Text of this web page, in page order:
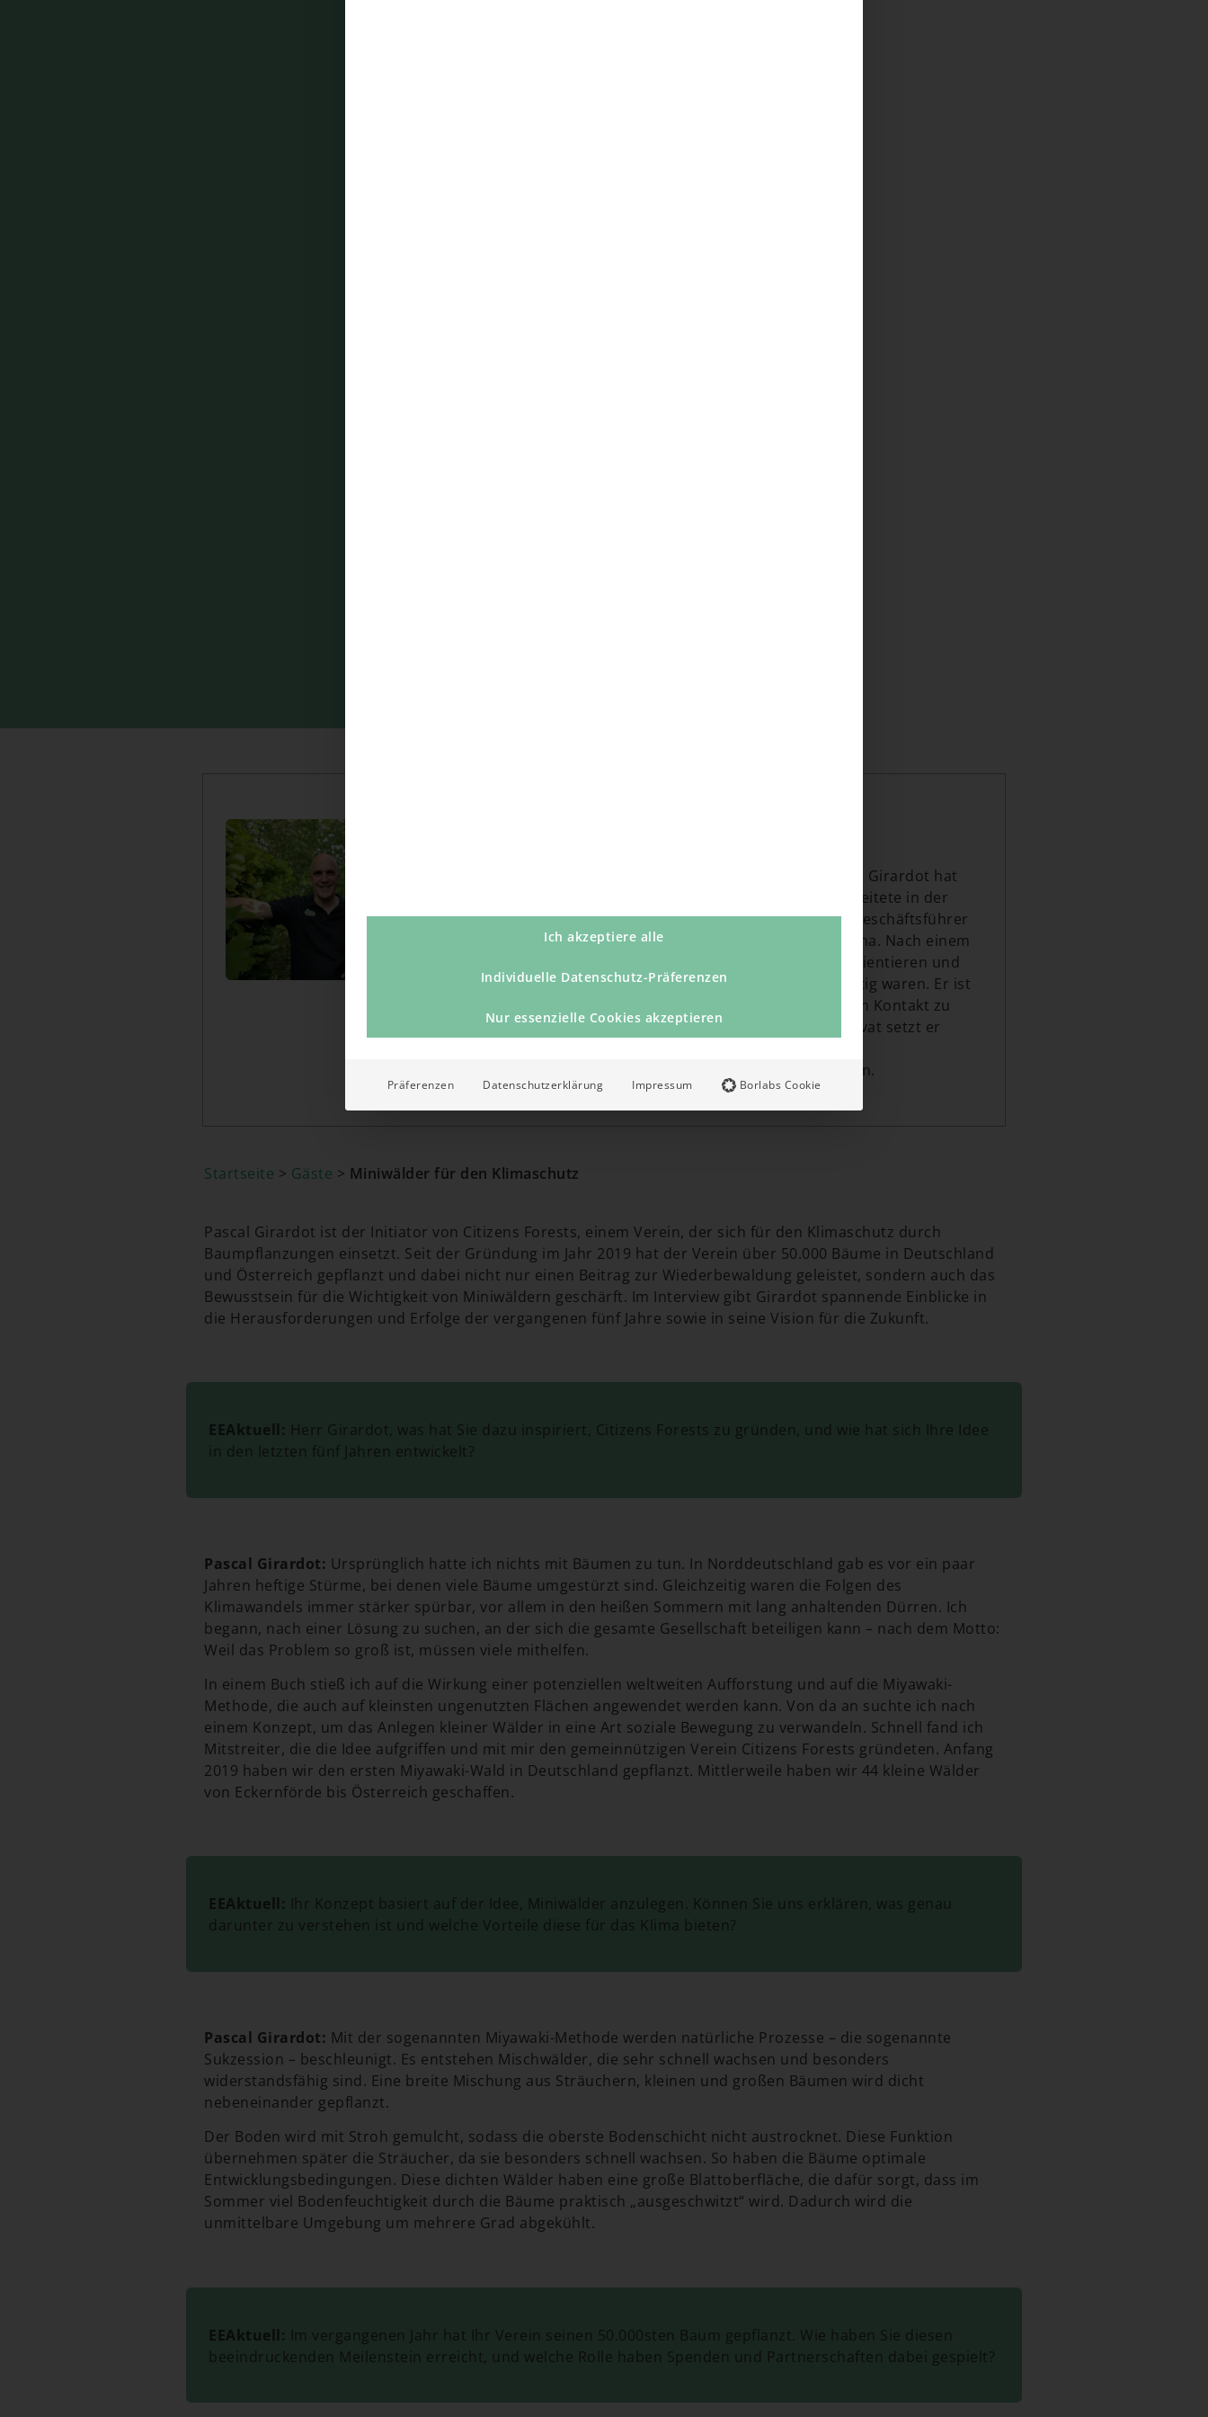
Representative
Blackfox
Der 54-jährige Franzose Pascal Girardot hat
Hotelfachmann gelernt. Er arbeitete in der
Flugzeugbranche und wurde Geschäftsführer
einer Flugzeugabfertigungsfirma. Nach einem
Burnout musste er sich neu orientieren und
Themen widmen, die ihm wichtig waren. Er ist
nun im Vertrieb tätig, da er den Kontakt zu
Menschen besonders mag. Privat setzt er
Gesellschaftsverantwortung ein.
Startseite > Gäste > Miniwälder für den Klimaschutz
Pascal Girardot ist der Initiator von Citizens Forests, einem Verein, der sich für den Klimaschutz durch
Baumpflanzungen einsetzt. Seit der Gründung im Jahr 2019 hat der Verein über 50.000 Bäume in Deutschland
und Österreich gepflanzt und dabei nicht nur einen Beitrag zur Wiederbewaldung geleistet, sondern auch das
Bewusstsein für die Wichtigkeit von Miniwäldern geschärft. Im Interview gibt Girardot spannende Einblicke in
die Herausforderungen und Erfolge der vergangenen fünf Jahre sowie in seine Vision für die Zukunft.
EEAktuell: Herr Girardot, was hat Sie dazu inspiriert, Citizens Forests zu gründen, und wie hat sich Ihre Idee
in den letzten fünf Jahren entwickelt?
Pascal Girardot: Ursprünglich hatte ich nichts mit Bäumen zu tun. In Norddeutschland gab es vor ein paar
Jahren heftige Stürme, bei denen viele Bäume umgestürzt sind. Gleichzeitig waren die Folgen des
Klimawandels immer stärker spürbar, vor allem in den heißen Sommern mit lang anhaltenden Dürren. Ich
begann, nach einer Lösung zu suchen, an der sich die gesamte Gesellschaft beteiligen kann – nach dem Motto:
Weil das Problem so groß ist, müssen viele mithelfen.
In einem Buch stieß ich auf die Wirkung einer potenziellen weltweiten Aufforstung und auf die Miyawaki-
Methode, die auch auf kleinsten ungenutzten Flächen angewendet werden kann. Von da an suchte ich nach
einem Konzept, um das Anlegen kleiner Wälder in eine Art soziale Bewegung zu verwandeln. Schnell fand ich
Mitstreiter, die die Idee aufgriffen und mit mir den gemeinnützigen Verein Citizens Forests gründeten. Anfang
2019 haben wir den ersten Miyawaki-Wald in Deutschland gepflanzt. Mittlerweile haben wir 44 kleine Wälder
von Eckernförde bis Österreich geschaffen.
EEAktuell: Ihr Konzept basiert auf der Idee, Miniwälder anzulegen. Können Sie uns erklären, was genau
darunter zu verstehen ist und welche Vorteile diese für das Klima bieten?
Pascal Girardot: Mit der sogenannten Miyawaki-Methode werden natürliche Prozesse – die sogenannte
Sukzession – beschleunigt. Es entstehen Mischwälder, die sehr schnell wachsen und besonders
widerstandsfähig sind. Eine breite Mischung aus Sträuchern, kleinen und großen Bäumen wird dicht
nebeneinander gepflanzt.
Der Boden wird mit Stroh gemulcht, sodass die oberste Bodenschicht nicht austrocknet. Diese Funktion
übernehmen später die Sträucher, da sie besonders schnell wachsen. So haben die Bäume optimale
Entwicklungsbedingungen. Diese dichten Wälder haben eine große Blattoberfläche, die dafür sorgt, dass im
Sommer viel Bodenfeuchtigkeit durch die Bäume praktisch „ausgeschwitzt“ wird. Dadurch wird die
unmittelbare Umgebung um mehrere Grad abgekühlt.
EEAktuell: Im vergangenen Jahr hat Ihr Verein seinen 50.000sten Baum gepflanzt. Wie haben Sie diesen
beeindruckenden Meilenstein erreicht, und welche Rolle haben Spenden und Partnerschaften dabei gespielt?
Ich akzeptiere alle
Individuelle Datenschutz-Präferenzen
Nur essenzielle Cookies akzeptieren
Präferenzen Datenschutzerklärung Impressum Borlabs Cookie